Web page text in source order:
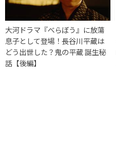
大河ドラマ『べらぼう』に放蕩
息子として登場！長谷川平蔵は
どう出世した？鬼の平蔵 誕生秘
話【後編】